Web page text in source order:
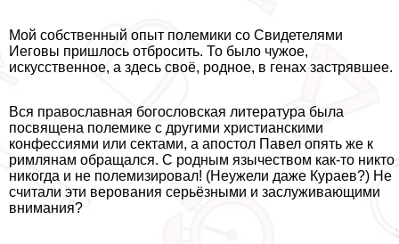
Мой собственный опыт полемики со Свидетелями
Иеговы пришлось отбросить. То было чужое,
искусственное, а здесь своё, родное, в генах застрявшее.
Вся православная богословская литература была
посвящена полемике с другими христианскими
конфессиями или сектами, а апостол Павел опять же к
римлянам обращался. С родным язычеством как-то никто
никогда и не полемизировал! (Неужели даже Кураев?) Не
считали эти верования серьёзными и заслуживающими
внимания?